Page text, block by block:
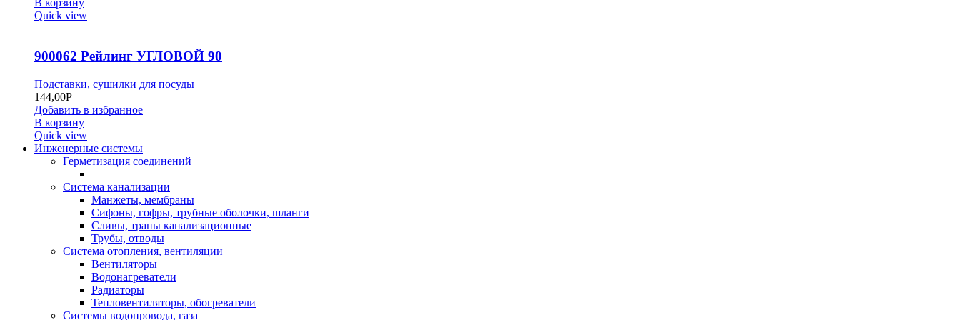
В корзину
Quick view
900062 Рейлинг УГЛОВОЙ 90
Подставки, сушилки для посуды
144,00Р
Добавить в избранное
В корзину
Quick view
Инженерные системы
Герметизация соединений
Система канализации
Манжеты, мембраны
Сифоны, гофры, трубные оболочки, шланги
Сливы, трапы канализационные
Трубы, отводы
Система отопления, вентиляции
Вентиляторы
Водонагреватели
Радиаторы
Тепловентиляторы, обогреватели
Системы водопровода, газа